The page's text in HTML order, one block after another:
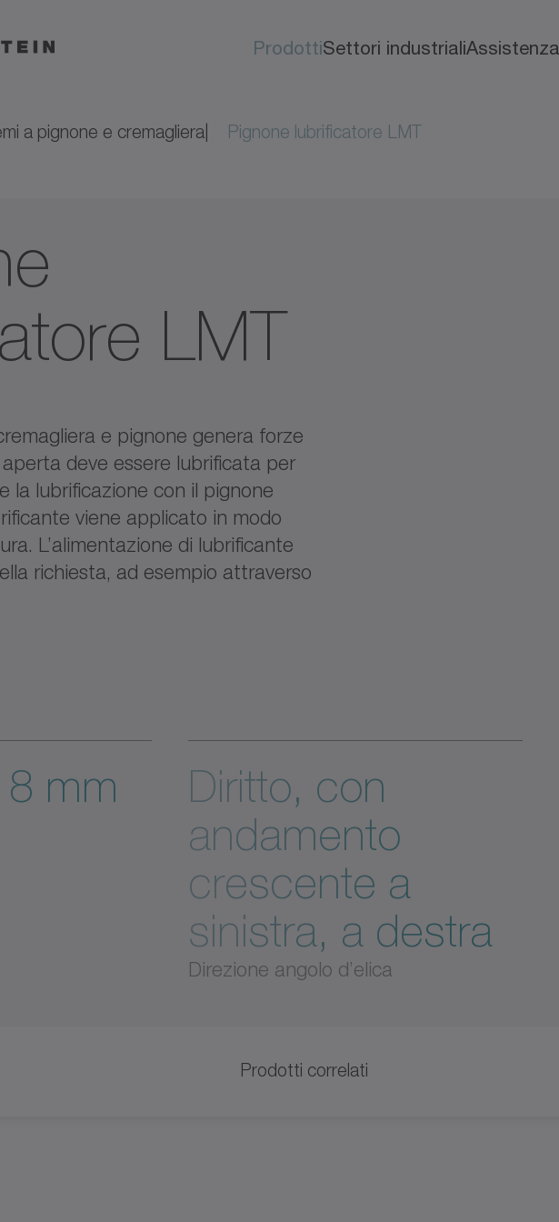
ProdottiSettori industrialiAssistenza
a pignone e cremagliera Pignone lubrificatore LMT
LMT
e pignone genera forze
deve essere lubrificata per
la lubrificazione con il pignone
viene applicato in modo
L’alimentazione di lubrificante
richiesta, ad esempio attraverso
mm
Diritto, con
andamento
crescente a
sinistra, a destra
Direzione angolo d’elica
Prodotti correlati